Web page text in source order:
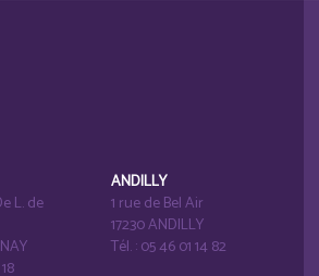
L. de
ANDILLY
1 rue de Bel Air
17230 ANDILLY
Tél. : 05 46 01 14 82